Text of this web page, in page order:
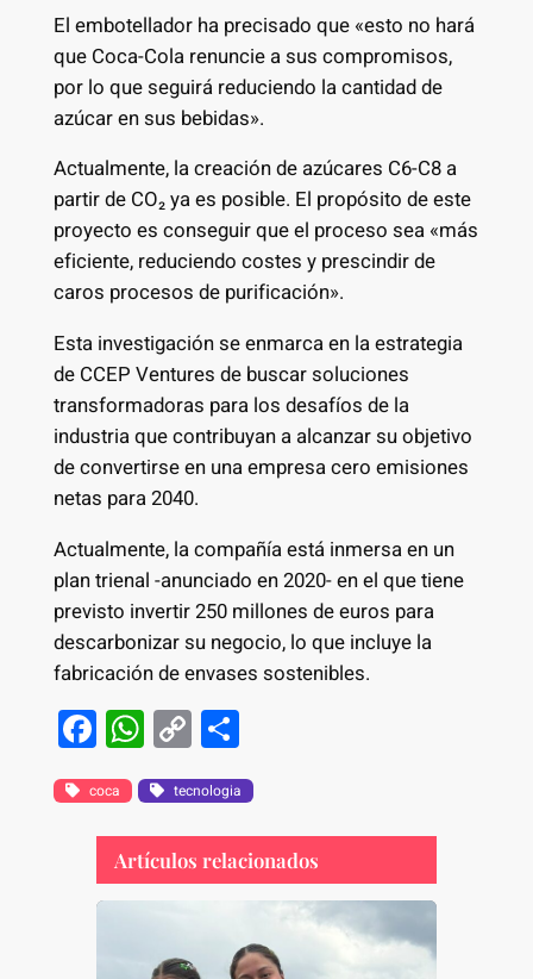
El embotellador ha precisado que «esto no hará
que Coca-Cola renuncie a sus compromisos,
por lo que seguirá reduciendo la cantidad de
azúcar en sus bebidas».
Actualmente, la creación de azúcares C6-C8 a
partir de CO₂ ya es posible. El propósito de este
proyecto es conseguir que el proceso sea «más
eficiente, reduciendo costes y prescindir de
caros procesos de purificación».
Esta investigación se enmarca en la estrategia
de CCEP Ventures de buscar soluciones
transformadoras para los desafíos de la
industria que contribuyan a alcanzar su objetivo
de convertirse en una empresa cero emisiones
netas para 2040.
Actualmente, la compañía está inmersa en un
plan trienal -anunciado en 2020- en el que tiene
previsto invertir 250 millones de euros para
descarbonizar su negocio, lo que incluye la
fabricación de envases sostenibles.
F
a
c
e
b
o
W
h
at
s
A
p
p
C
o
p
y
Li
n
k
S
h
ar
e
coca tecnologia
Artículos relacionados